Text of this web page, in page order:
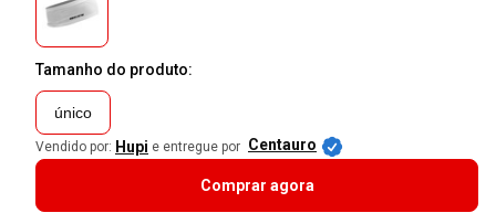
Tamanho do produto:
único
Vendido por: Hupi e entregue por Centauro
Comprar agora